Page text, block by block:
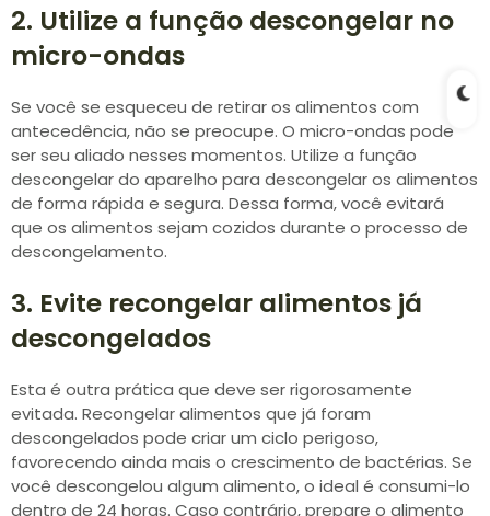
2. Utilize a função descongelar no
micro-ondas
Se você se esqueceu de retirar os alimentos com
antecedência, não se preocupe. O micro-ondas pode
ser seu aliado nesses momentos. Utilize a função
descongelar do aparelho para descongelar os alimentos
de forma rápida e segura. Dessa forma, você evitará
que os alimentos sejam cozidos durante o processo de
descongelamento.
3. Evite recongelar alimentos já
descongelados
Esta é outra prática que deve ser rigorosamente
evitada. Recongelar alimentos que já foram
descongelados pode criar um ciclo perigoso,
favorecendo ainda mais o crescimento de bactérias. Se
você descongelou algum alimento, o ideal é consumi-lo
dentro de 24 horas. Caso contrário, prepare o alimento